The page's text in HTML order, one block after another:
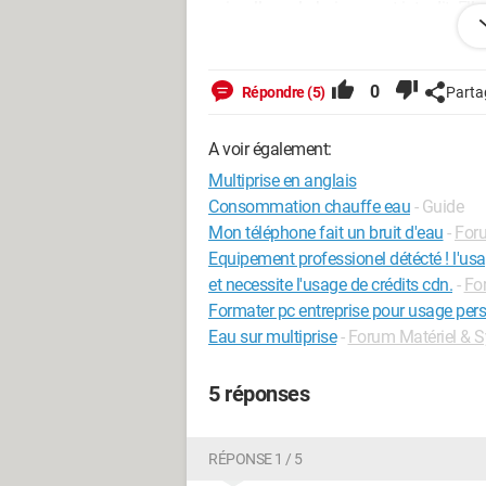
vaisselle, ou la boisson est interdit.
ménage, le lavage du linge, ou
recourir à cette pratique grâce à des
d'impôt transition énergétique ou
Source
Répondre (5) 0
A voir également:
Multiprise en anglais
Consommation chauffe eau - Guide
Mon téléphone fait un bruit d'eau -
Equipement professionel détécté !
et necessite l'usage de crédits cdn. -
Formater pc entreprise pour usage
Eau sur multiprise - Forum Matériel &
5 réponses
RÉPONSE 1 / 5